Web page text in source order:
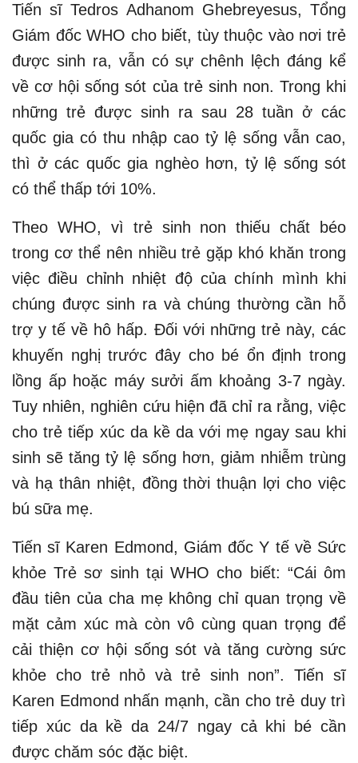
Tiến sĩ Tedros Adhanom Ghebreyesus, Tổng
Giám đốc WHO cho biết, tùy thuộc vào nơi trẻ
được sinh ra, vẫn có sự chênh lệch đáng kể
về cơ hội sống sót của trẻ sinh non. Trong khi
những trẻ được sinh ra sau 28 tuần ở các
quốc gia có thu nhập cao tỷ lệ sống vẫn cao,
thì ở các quốc gia nghèo hơn, tỷ lệ sống sót
có thể thấp tới 10%.
Theo WHO, vì trẻ sinh non thiếu chất béo
trong cơ thể nên nhiều trẻ gặp khó khăn trong
việc điều chỉnh nhiệt độ của chính mình khi
chúng được sinh ra và chúng thường cần hỗ
trợ y tế về hô hấp. Đối với những trẻ này, các
khuyến nghị trước đây cho bé ổn định trong
lồng ấp hoặc máy sưởi ấm khoảng 3-7 ngày.
Tuy nhiên, nghiên cứu hiện đã chỉ ra rằng, việc
cho trẻ tiếp xúc da kề da với mẹ ngay sau khi
sinh sẽ tăng tỷ lệ sống hơn, giảm nhiễm trùng
và hạ thân nhiệt, đồng thời thuận lợi cho việc
bú sữa mẹ.
Tiến sĩ Karen Edmond, Giám đốc Y tế về Sức
khỏe Trẻ sơ sinh tại WHO cho biết: “Cái ôm
đầu tiên của cha mẹ không chỉ quan trọng về
mặt cảm xúc mà còn vô cùng quan trọng để
cải thiện cơ hội sống sót và tăng cường sức
khỏe cho trẻ nhỏ và trẻ sinh non”. Tiến sĩ
Karen Edmond nhấn mạnh, cần cho trẻ duy trì
tiếp xúc da kề da 24/7 ngay cả khi bé cần
được chăm sóc đặc biệt.